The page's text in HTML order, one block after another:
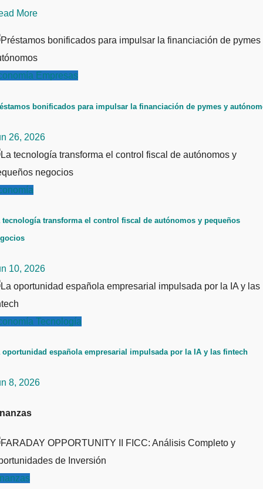
More
Empresas
bonificados para impulsar la financiación de pymes y
26, 2026
tecnología transforma el control fiscal de autónomos y pequeños
10, 2026
Tecnología
oportunidad española empresarial impulsada por la IA y las fintech
8, 2026